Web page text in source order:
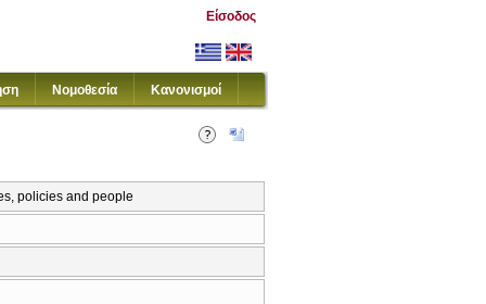
Είσοδος
Νομοθεσία Κανονισμοί
policies and people